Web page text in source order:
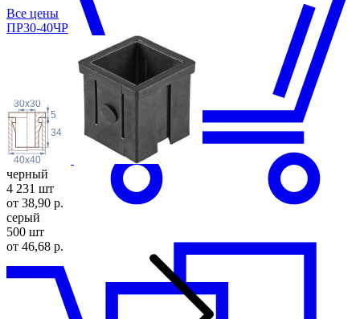
Все цены
ПР30-40ЧР
5
34
30x30
40x40
черный
4 231 шт
от 38,90 р.
серый
500 шт
от 46,68 р.